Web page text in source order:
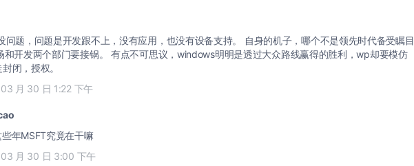
问题，问题是开发跟不上，没有应用，也没有设备支持。 自身的机子，哪个不是领先时代备受瞩目
和开发两个部门要接锅。 有点不可思议，windows明明是透过大众路线赢得的胜利，wp却要模仿
闭，授权。
月 30 日 1:22 下午
年MSFT究竟在干嘛
月 30 日 3:00 下午